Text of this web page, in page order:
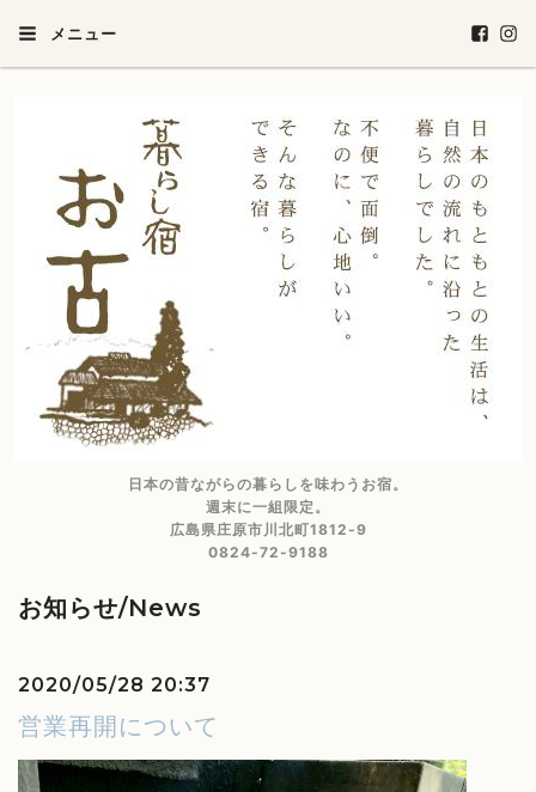
メニュー
日本の昔ながらの暮らしを味わうお宿。
週末に一組限定。
広島県庄原市川北町1812-9
0824-72-9188
お知らせ/News
2020/05/28 20:37
営業再開について